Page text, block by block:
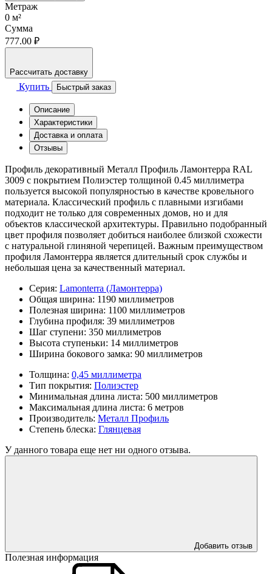
Метраж
0 м²
Сумма
777.00 ₽
Рассчитать доставку
Купить Быстрый заказ
Описание
Характеристики
Доставка и оплата
Отзывы
Профиль декоративный Металл Профиль Ламонтерра RAL
3009 с покрытием Полиэстер толщиной 0.45 миллиметра
пользуется высокой популярностью в качестве кровельного
материала. Классический профиль с плавными изгибами
подходит не только для современных домов, но и для
объектов классической архитектуры. Правильно подобранный
цвет профиля позволяет добиться наиболее близкой схожести
с натуральной глиняной черепицей. Важным преимуществом
профиля Ламонтерра является длительный срок службы и
небольшая цена за качественный материал.
Серия: Lamonterra (Ламонтерра)
Общая ширина: 1190 миллиметров
Полезная ширина: 1100 миллиметров
Глубина профиля: 39 миллиметров
Шаг ступени: 350 миллиметров
Высота ступеньки: 14 миллиметров
Ширина бокового замка: 90 миллиметров
Толщина: 0,45 миллиметра
Тип покрытия: Полиэстер
Минимальная длина листа: 500 миллиметров
Максимальная длина листа: 6 метров
Производитель: Металл Профиль
Степень блеска: Глянцевая
У данного товара еще нет ни одного отзыва.
Добавить отзыв
Полезная информация